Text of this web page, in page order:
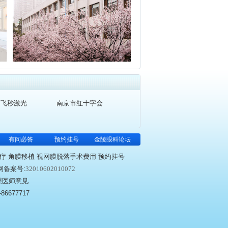
秒激光 南京市红十字会
有问必答 预约挂号 金陵眼科论坛
角膜移植 视网膜脱落手术费用 预约挂号
备案号:32010602010072
医师意见